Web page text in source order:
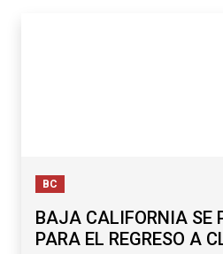
BC
BAJA CALIFORNIA SE
PARA EL REGRESO A